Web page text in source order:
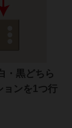
・黒どちら
ョンを1つ行